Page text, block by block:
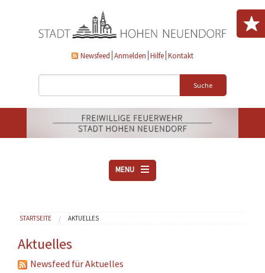
Newsfeed Anmelden Hilfe Kontakt
Suche
MENU
DOWNLOADS
Sie sind hier
STARTSEITE AKTUELLES
Aktuelles
Newsfeed für Aktuelles